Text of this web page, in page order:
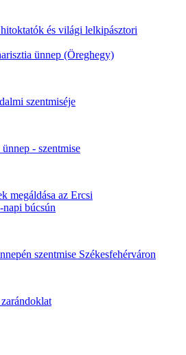
és világi lelkipásztori
ünnep (Öreghegy)
szentmiséje
- szentmise
megáldása az Ercsi
búcsún
szentmise Székesfehérváron